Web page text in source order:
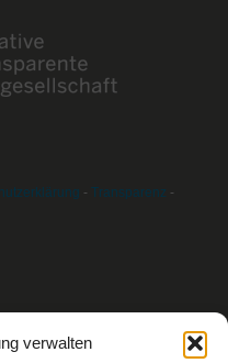
verwalten
- Transparenz -